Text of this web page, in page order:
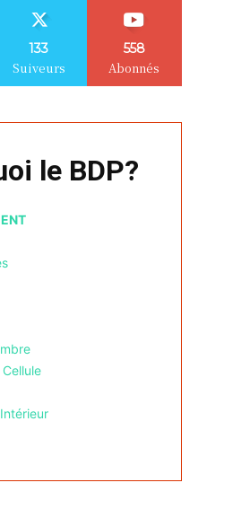
133
Suiveurs
558
Abonnés
le BDP?